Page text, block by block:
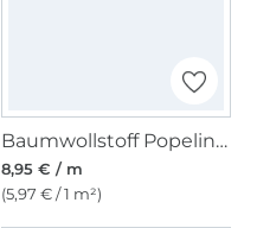
Baumwollstoff Popeline hellgrau
8,95 € / m
(5,97 € / 1 m²)